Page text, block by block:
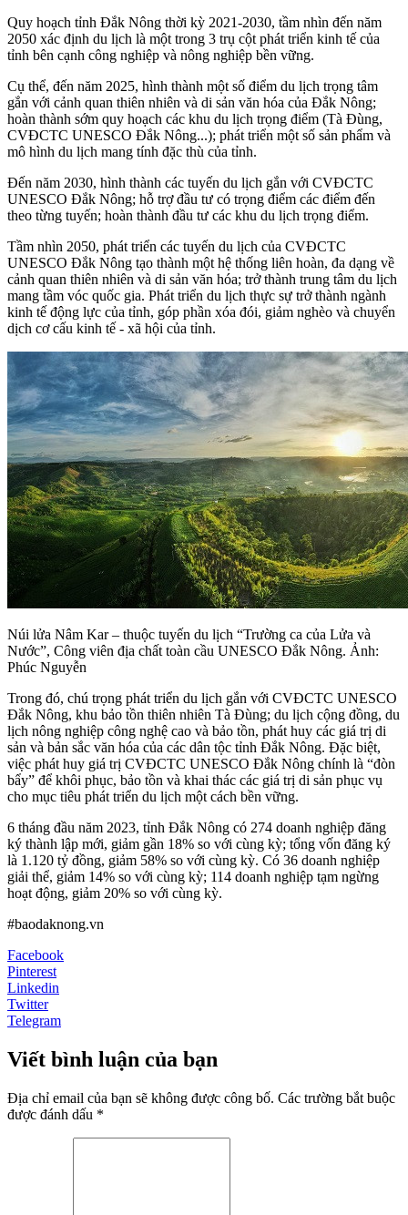
Quy hoạch tỉnh Đắk Nông thời kỳ 2021-2030, tầm nhìn đến năm
2050 xác định du lịch là một trong 3 trụ cột phát triển kinh tế của
tỉnh bên cạnh công nghiệp và nông nghiệp bền vững.
Cụ thể, đến năm 2025, hình thành một số điểm du lịch trọng tâm
gắn với cảnh quan thiên nhiên và di sản văn hóa của Đắk Nông;
hoàn thành sớm quy hoạch các khu du lịch trọng điểm (Tà Đùng,
CVĐCTC UNESCO Đắk Nông...); phát triển một số sản phẩm và
mô hình du lịch mang tính đặc thù của tỉnh.
Đến năm 2030, hình thành các tuyến du lịch gắn với CVĐCTC
UNESCO Đắk Nông; hỗ trợ đầu tư có trọng điểm các điểm đến
theo từng tuyến; hoàn thành đầu tư các khu du lịch trọng điểm.
Tầm nhìn 2050, phát triển các tuyến du lịch của CVĐCTC
UNESCO Đắk Nông tạo thành một hệ thống liên hoàn, đa dạng về
cảnh quan thiên nhiên và di sản văn hóa; trở thành trung tâm du lịch
mang tầm vóc quốc gia. Phát triển du lịch thực sự trở thành ngành
kinh tế động lực của tỉnh, góp phần xóa đói, giảm nghèo và chuyển
dịch cơ cấu kinh tế - xã hội của tỉnh.
Núi lửa Nâm Kar – thuộc tuyến du lịch “Trường ca của Lửa và
Nước”, Công viên địa chất toàn cầu UNESCO Đắk Nông. Ảnh:
Phúc Nguyễn
Trong đó, chú trọng phát triển du lịch gắn với CVĐCTC UNESCO
Đắk Nông, khu bảo tồn thiên nhiên Tà Đùng; du lịch cộng đồng, du
lịch nông nghiệp công nghệ cao và bảo tồn, phát huy các giá trị di
sản và bản sắc văn hóa của các dân tộc tỉnh Đắk Nông. Đặc biệt,
việc phát huy giá trị CVĐCTC UNESCO Đắk Nông chính là “đòn
bẩy” để khôi phục, bảo tồn và khai thác các giá trị di sản phục vụ
cho mục tiêu phát triển du lịch một cách bền vững.
6 tháng đầu năm 2023, tỉnh Đắk Nông có 274 doanh nghiệp đăng
ký thành lập mới, giảm gần 18% so với cùng kỳ; tổng vốn đăng ký
là 1.120 tỷ đồng, giảm 58% so với cùng kỳ. Có 36 doanh nghiệp
giải thể, giảm 14% so với cùng kỳ; 114 doanh nghiệp tạm ngừng
hoạt động, giảm 20% so với cùng kỳ.
#baodaknong.vn
Facebook
Pinterest
Linkedin
Twitter
Telegram
Viết bình luận của bạn
Địa chỉ email của bạn sẽ không được công bố. Các trường bắt buộc
được đánh dấu *